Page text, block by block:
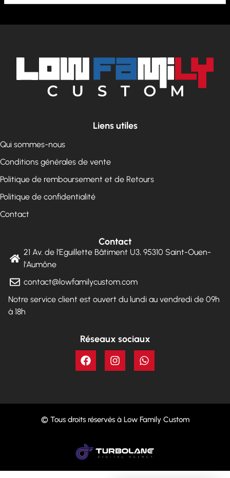
Liens utiles
Qui sommes-nous
Conditions générales de vente
Politique de remboursement et de Retours
Politique de confidentialité
Contact
Contact
21 Av. de l'Eguillette Bâtiment U3, 95310 Saint-Ouen-
l'Aumône
contact@lowfamilycustom.com
Notre service client est ouvert du lundi au vendredi de 09h
à 18h
Réseaux sociaux
© Tous droits réservés à Low Family Custom